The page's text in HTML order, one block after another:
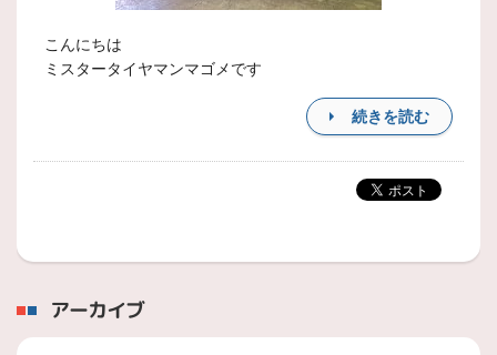
こんにちは
ミスタータイヤマンマゴメです
続きを読む
アーカイブ